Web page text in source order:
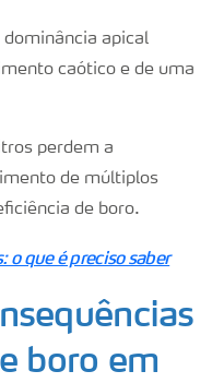
apical
caótico e de uma
perdem a
de múltiplos
de boro.
o que é preciso saber
boro em